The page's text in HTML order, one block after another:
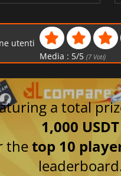
utenti
Media : 5/5 (7Voti)
a total
1,000 USDT
thetop 10